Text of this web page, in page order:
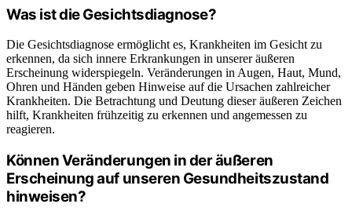
Was ist die Gesichtsdiagnose?
Die Gesichtsdiagnose ermöglicht es, Krankheiten im Gesicht zu
erkennen, da sich innere Erkrankungen in unserer äußeren
Erscheinung widerspiegeln. Veränderungen in Augen, Haut, Mund,
Ohren und Händen geben Hinweise auf die Ursachen zahlreicher
Krankheiten. Die Betrachtung und Deutung dieser äußeren Zeichen
hilft, Krankheiten frühzeitig zu erkennen und angemessen zu
reagieren.
Können Veränderungen in der äußeren
Erscheinung auf unseren Gesundheitszustand
hinweisen?